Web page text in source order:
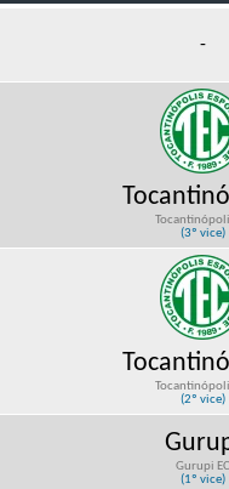
-
(3º vice)
(2º vice)
Gurupi EC
(1º vice)